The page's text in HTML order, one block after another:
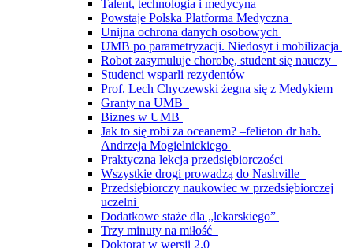
Talent, technologia i medycyna
Powstaje Polska Platforma Medyczna
Unijna ochrona danych osobowych
UMB po parametryzacji. Niedosyt i mobilizacja
Robot zasymuluje chorobę, student się nauczy
Studenci wsparli rezydentów
Prof. Lech Chyczewski żegna się z Medykiem
Granty na UMB
Biznes w UMB
Jak to się robi za oceanem? –felieton dr hab.
Andrzeja Mogielnickiego
Praktyczna lekcja przedsiębiorczości
Wszystkie drogi prowadzą do Nashville
Przedsiębiorczy naukowiec w przedsiębiorczej
uczelni
Dodatkowe staże dla „lekarskiego”
Trzy minuty na miłość
Doktorat w wersji 2.0